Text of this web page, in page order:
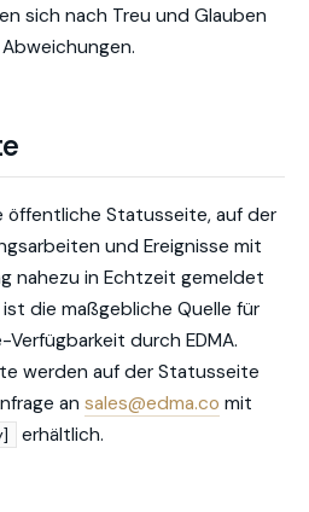
sich nach Treu und Glauben
öffentliche Statusseite, auf der
und Ereignisse mit
nahezu in Echtzeit gemeldet
die maßgebliche Quelle für
durch EDMA.
werden auf der Statusseite
an sales@edma.co mit
erhältlich.